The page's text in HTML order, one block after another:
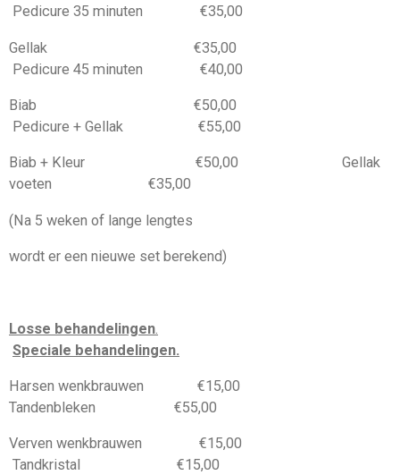
Pedicure 35 minuten €35,00
Gellak €35,00
Pedicure 45 minuten €40,00
Biab €50,00
Pedicure + Gellak €55,00
Biab + Kleur €50,00 Gellak
voeten €35,00
(Na 5 weken of lange lengtes
wordt er een nieuwe set berekend)
Losse behandelingen
Speciale behandelingen.
Harsen wenkbrauwen €15,00
Tandenbleken €55,00
Verven wenkbrauwen €15,00
Tandkristal €15,00